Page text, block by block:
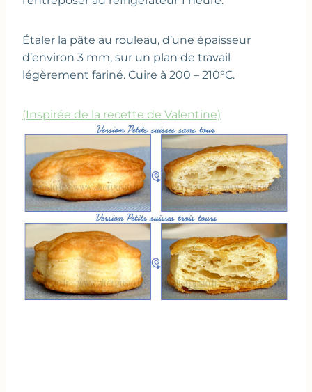
Étaler la pâte au rouleau, d’une épaisseur
d’environ 3 mm, sur un plan de travail
légèrement fariné. Cuire à 200 – 210°C.
(Inspirée de la recette de Valentine)